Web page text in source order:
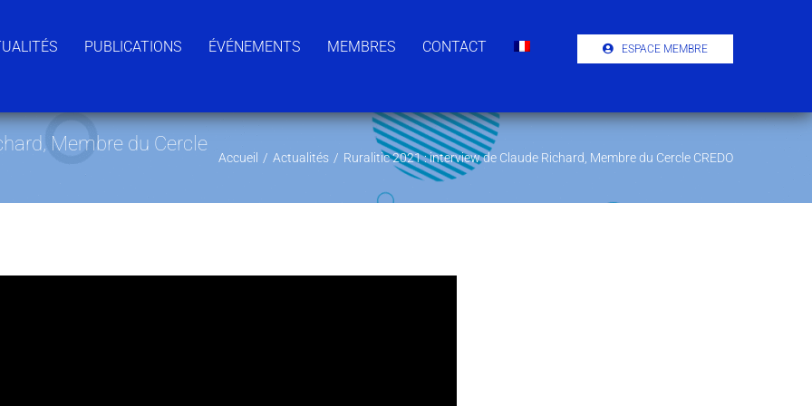
PUBLICATIONS ÉVÉNEMENTS MEMBRES CONTACT ESPACE MEMBRE
Membre du Cercle
Accueil / Actualités / Ruralitic 2021 : interview de Claude Richard, Membre du Cercle CREDO